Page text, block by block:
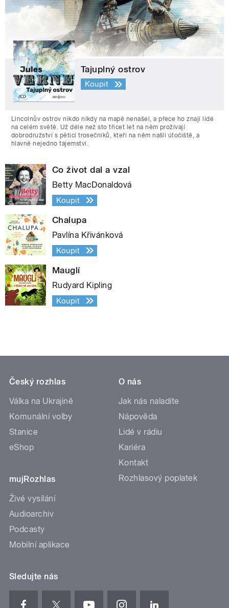
Tajuplný ostrov
Koupit
Lincolnův ostrov nikdo nikdy na mapě nenašel, a přece ho znají lidé
na celém světě. Už déle než sto třicet let na něm prožívají
dobrodružství s pěticí trosečníků, kteří na něm našli útočiště, a
hlavně nejedno tajemství.
Co život dal a vzal
Betty MacDonaldová
Koupit
Chalupa
Pavlína Křivánková
Koupit
Mauglí
Rudyard Kipling
Koupit
Český rozhlas
Válka na Ukrajině
Komunální volby
Stanice
eShop
mujRozhlas
Živé vysílání
Audioarchiv
Podcasty
Mobilní aplikace
O nás
Jak nás naladíte
Nápověda
Lidé v rádiu
Kariéra
Kontakt
Rozhlasový poplatek
Sledujte nás